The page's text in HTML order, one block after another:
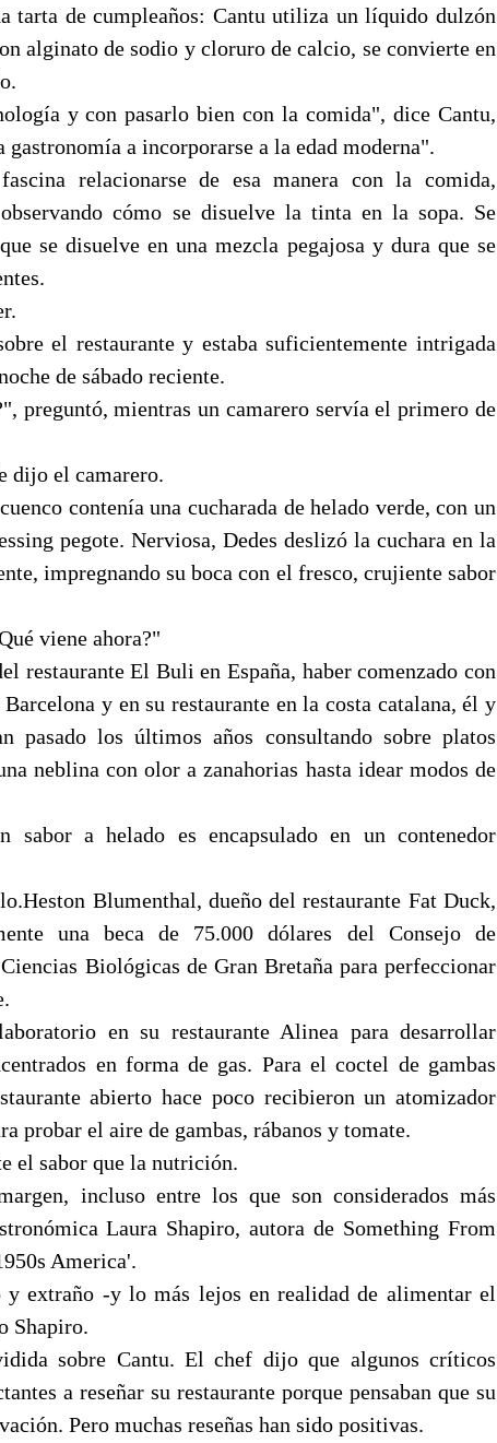
tarta de cumpleaños: Cantu utiliza un líquido dulzón
alginato de sodio y cloruro de calcio, se convierte en
y con pasarlo bien con la comida", dice Cantu,
gastronomía a incorporarse a la edad moderna".
relacionarse de esa manera con la comida,
cómo se disuelve la tinta en la sopa. Se
se disuelve en una mezcla pegajosa y dura que se
el restaurante y estaba suficientemente intrigada
de sábado reciente.
preguntó, mientras un camarero servía el primero de
dijo el camarero.
contenía una cucharada de helado verde, con un
pegote. Nerviosa, Dedes deslizó la cuchara en la
impregnando su boca con el fresco, crujiente sabor
viene ahora?"
restaurante El Buli en España, haber comenzado con
y en su restaurante en la costa catalana, él y
pasado los últimos años consultando sobre platos
neblina con olor a zanahorias hasta idear modos de
a helado es encapsulado en un contenedor
Blumenthal, dueño del restaurante Fat Duck,
una beca de 75.000 dólares del Consejo de
Biológicas de Gran Bretaña para perfeccionar
en su restaurante Alinea para desarrollar
en forma de gas. Para el coctel de gambas
abierto hace poco recibieron un atomizador
probar el aire de gambas, rábanos y tomate.
el sabor que la nutrición.
incluso entre los que son considerados más
Laura Shapiro, autora de Something From
America'.
extraño -y lo más lejos en realidad de alimentar el
Shapiro.
sobre Cantu. El chef dijo que algunos críticos
a reseñar su restaurante porque pensaban que su
Pero muchas reseñas han sido positivas.